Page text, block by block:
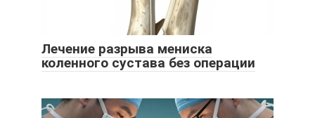
Лечение разрыва мениска
коленного сустава без операции